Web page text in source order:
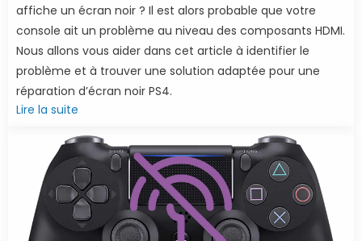
affiche un écran noir ? Il est alors probable que votre
console ait un problème au niveau des composants HDMI.
Nous allons vous aider dans cet article à identifier le
problème et à trouver une solution adaptée pour une
réparation d’écran noir PS4.
Lire la suite